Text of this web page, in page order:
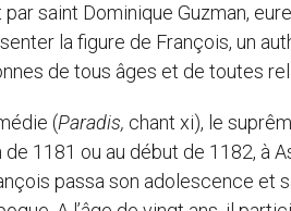
saint Dominique Guzman,
la figure de François, un
de tous âges et de toutes
(Paradis, chant xi), le
1181 ou au début de 1182, à
passa son adolescence et